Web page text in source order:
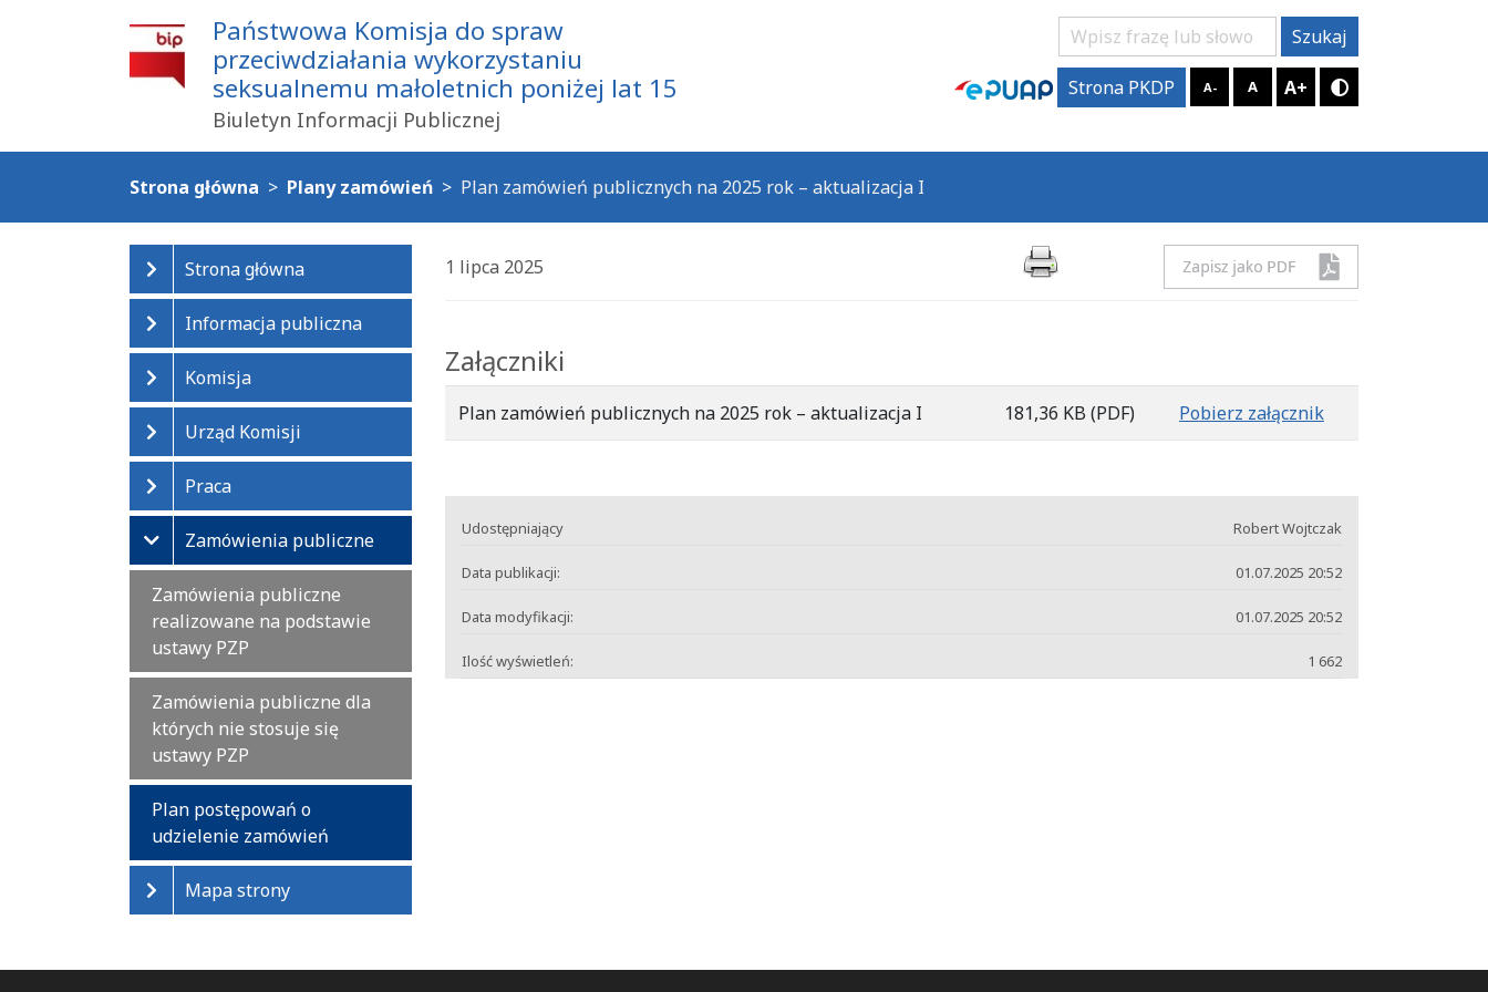
Państwowa Komisja do spraw
przeciwdziałania wykorzystaniu
seksualnemu małoletnich poniżej lat 15
Biuletyn Informacji Publicznej
Szukaj Szukaj
Strona PKDP A- A A+ Tryb
Strona główna Plany zamówień Plan zamówień publicznych na 2025 rok – aktualizacja I
Strona główna
Informacja publiczna
Komisja
Urząd Komisji
Praca
Zamówienia publiczne
Zamówienia publiczne
realizowane na podstawie
ustawy PZP
Zamówienia publiczne dla
których nie stosuje się
ustawy PZP
Plan postępowań o
udzielenie zamówień
Mapa strony
1 lipca 2025
Załączniki
Plan zamówień publicznych na 2025 rok – aktualizacja I 181,36 KB (PDF) Pobierz załącznik
Udostępniający Robert Wojtczak
Data publikacji: 01.07.2025 20:52
Data modyfikacji: 01.07.2025 20:52
Ilość wyświetleń: 1 662